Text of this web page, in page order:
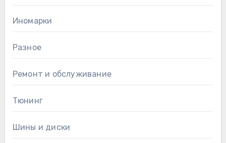
Иномарки
Разное
Ремонт и обслуживание
Тюнинг
Шины и диски